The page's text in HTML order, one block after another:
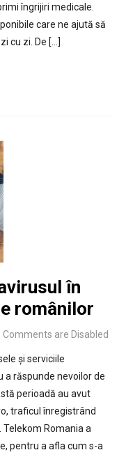
îngrijiri medicale.
care ne ajută să
cu zi. De […]
în
românilor
Comments are Disabled
și serviciile
a răspunde nevoilor de
perioadă au avut
traficul înregistrând
Romania a
pentru a afla cum s-a